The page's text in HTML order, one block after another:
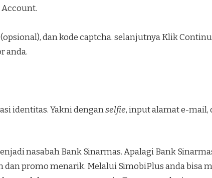
Account.
(opsional), dan kode captcha. selanjutnya Klik
anda.
identitas. Yakni denganselfie, input alamat e-mail,
nasabah Bank Sinarmas. Apalagi Bank
dan promo menarik. Melalui SimobiPlus anda bisa